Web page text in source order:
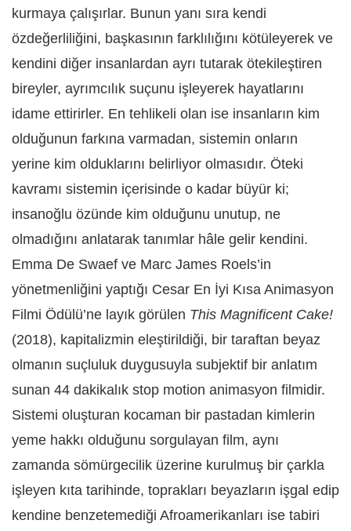
kurmaya çalışırlar. Bunun yanı sıra kendi
özdeğerliliğini, başkasının farklılığını kötüleyerek ve
kendini diğer insanlardan ayrı tutarak ötekileştiren
bireyler, ayrımcılık suçunu işleyerek hayatlarını
idame ettirirler. En tehlikeli olan ise insanların kim
olduğunun farkına varmadan, sistemin onların
yerine kim olduklarını belirliyor olmasıdır. Öteki
kavramı sistemin içerisinde o kadar büyür ki;
insanoğlu özünde kim olduğunu unutup, ne
olmadığını anlatarak tanımlar hâle gelir kendini.
Emma De Swaef ve Marc James Roels’in
yönetmenliğini yaptığı Cesar En İyi Kısa Animasyon
Filmi Ödülü’ne layık görülen This Magnificent Cake!
(2018), kapitalizmin eleştirildiği, bir taraftan beyaz
olmanın suçluluk duygusuyla subjektif bir anlatım
sunan 44 dakikalık stop motion animasyon filmidir.
Sistemi oluşturan kocaman bir pastadan kimlerin
yeme hakkı olduğunu sorgulayan film, aynı
zamanda sömürgecilik üzerine kurulmuş bir çarkla
işleyen kıta tarihinde, toprakları beyazların işgal edip
kendine benzetemediği Afroamerikanları ise tabiri